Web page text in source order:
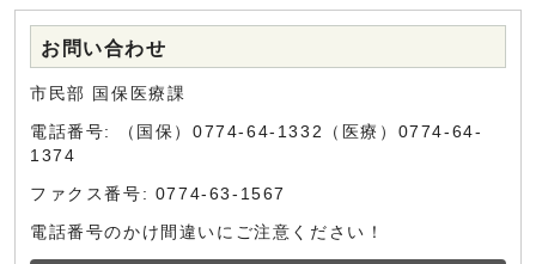
お問い合わせ
市民部 国保医療課
電話番号: （国保）0774-64-1332（医療）0774-64-
1374
ファクス番号: 0774-63-1567
電話番号のかけ間違いにご注意ください！